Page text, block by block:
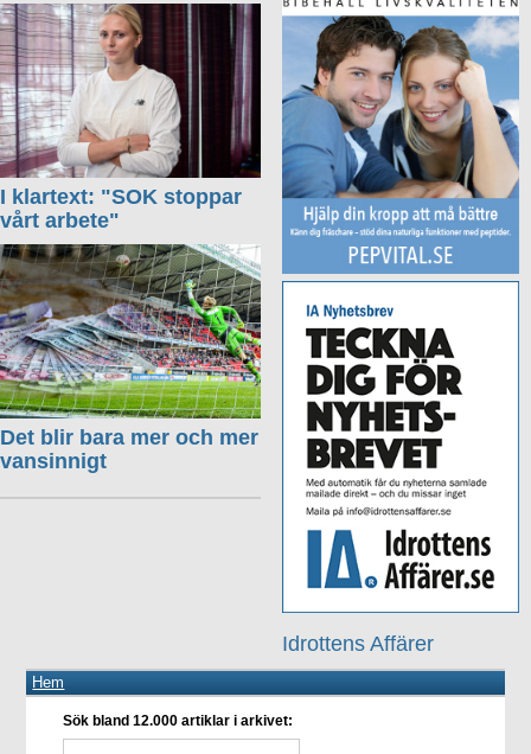
Idrottens Affärer
I klartext: "SOK stoppar
vårt arbete"
Det blir bara mer och mer
vansinnigt
Hem
Sök bland 12.000 artiklar i arkivet: